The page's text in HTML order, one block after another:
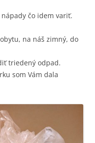
čo idem variť.
na náš zimný, do
triedený odpad.
som Vám dala